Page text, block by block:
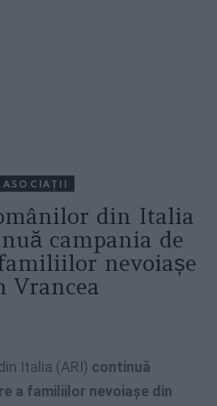
ASOCIAŢII
din Italia
campania de
nevoiașe
Vrancea
Italia (ARI) continuă
a familiilor nevoiașe din